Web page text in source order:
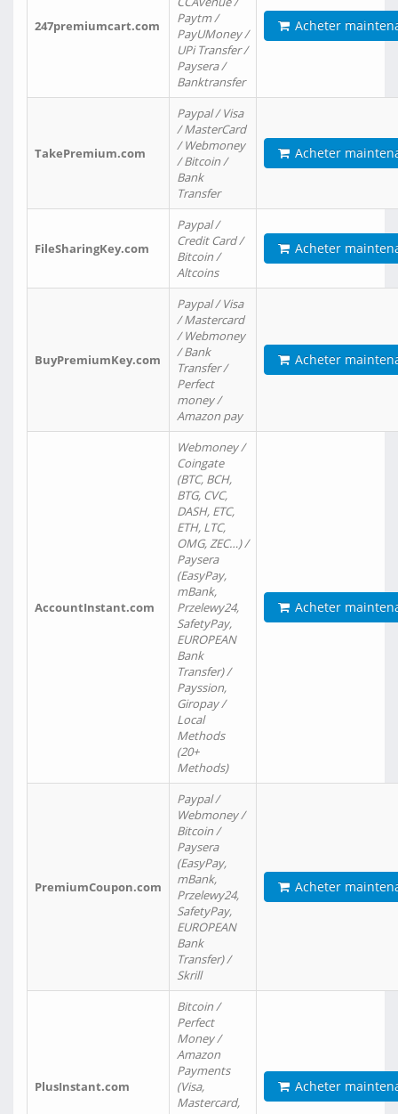
247premiumcart.com
Paytm /
PayUMoney /
UPi Transfer /
Paysera /
Banktransfer
Acheter
TakePremium.com
Paypal / Visa
/ MasterCard
/ Webmoney
/ Bitcoin /
Bank
Transfer
Acheter
FileSharingKey.com
Paypal /
Credit Card /
Bitcoin /
Altcoins
Acheter
BuyPremiumKey.com
Paypal / Visa
/ Mastercard
/ Webmoney
/ Bank
Transfer /
Perfect
money /
Amazon pay
Acheter
AccountInstant.com
Webmoney /
Coingate
(BTC, BCH,
BTG, CVC,
DASH, ETC,
ETH, LTC,
OMG, ZEC…) /
Paysera
(EasyPay,
mBank,
Przelewy24,
SafetyPay,
EUROPEAN
Bank
Transfer) /
Payssion,
Giropay /
Local
Methods
(20+
Methods)
Acheter
PremiumCoupon.com
Paypal /
Webmoney /
Bitcoin /
Paysera
(EasyPay,
mBank,
Przelewy24,
SafetyPay,
EUROPEAN
Bank
Transfer) /
Skrill
Acheter
PlusInstant.com
Bitcoin /
Perfect
Money /
Amazon
Payments
(Visa,
Mastercard,
Acheter